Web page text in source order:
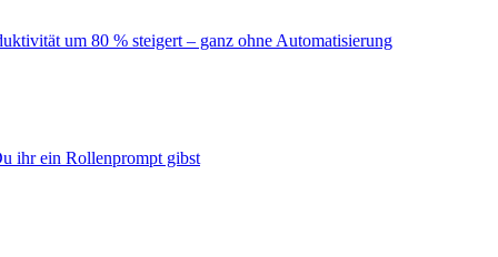
um 80 % steigert – ganz ohne Automatisierung
ihr ein Rollenprompt gibst